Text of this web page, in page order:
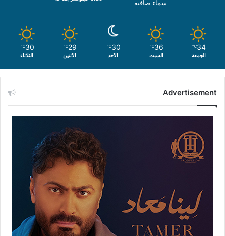
سماء صافية
34
℃
الجمعة
36
℃
السبت
30
℃
الأحد
29
℃
الأثنين
30
℃
الثلاثاء
Advertisement